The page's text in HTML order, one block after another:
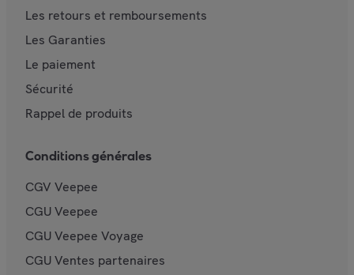
Les retours et remboursements
Les Garanties
Le paiement
Sécurité
Rappel de produits
Conditions générales
CGV Veepee
CGU Veepee
CGU Veepee Voyage
CGU Ventes partenaires